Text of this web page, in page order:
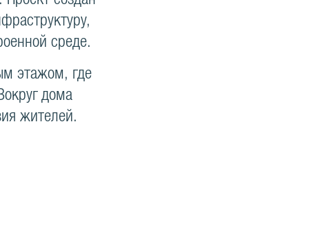
среде.
этажом, где
дома
жителей.